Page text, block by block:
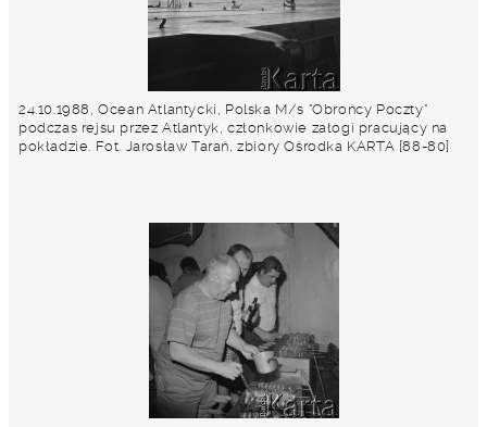
24.10.1988, Ocean Atlantycki, Polska M/s "Obrońcy Poczty"
podczas rejsu przez Atlantyk, członkowie załogi pracujący na
pokładzie. Fot. Jarosław Tarań, zbiory Ośrodka KARTA [88-80]